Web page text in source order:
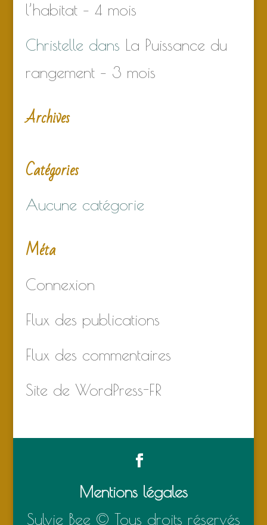
l’habitat – 4 mois
Christelle dans La Puissance du
rangement – 3 mois
Archives
Catégories
Aucune catégorie
Méta
Connexion
Flux des publications
Flux des commentaires
Site de WordPress-FR
Mentions légales
Sylvie Bee © Tous droits réservés